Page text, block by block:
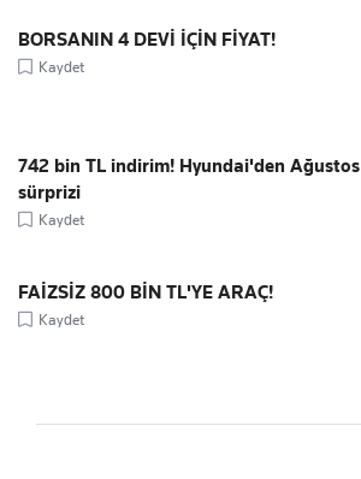
BORSANIN 4 DEVİ İÇİN FİYAT!
Kaydet
742 bin TL indirim! Hyundai'den Ağustos
sürprizi
Kaydet
FAİZSİZ 800 BİN TL'YE ARAÇ!
Kaydet